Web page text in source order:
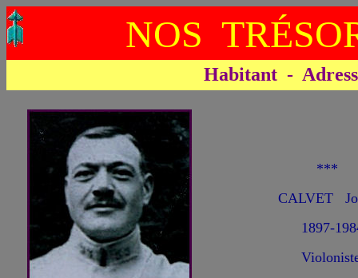
NOS
Habitant -
CALVET
1897-